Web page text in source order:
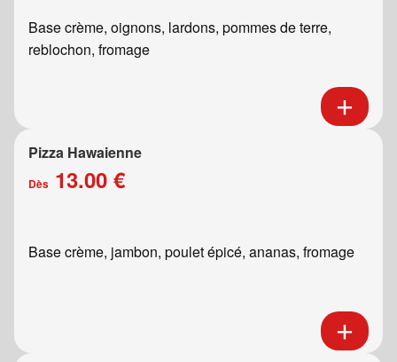
Base crème, oignons, lardons, pommes de terre,
reblochon, fromage
Pizza Hawaienne
Dès 13.00 €
Base crème, jambon, poulet épicé, ananas, fromage